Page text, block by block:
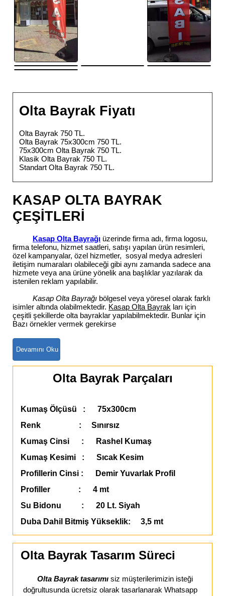
Olta Bayrak Fiyatı
Olta Bayrak 750 TL.
Olta Bayrak 75x300cm 750 TL.
75x300cm Olta Bayrak 750 TL.
Klasik Olta Bayrak 750 TL.
Standart Olta Bayrak 750 TL.
KASAP OLTA BAYRAK
ÇEŞİTLERİ
Kasap Olta Bayrağı üzerinde firma adı, firma logosu,
firma telefonu, hizmet saatleri, satışı yapılan ürün resimleri,
özel kampanyalar, özel hizmetler, sosyal medya adresleri
iletişim numaraları olabileceği gibi aynı zamanda sadece ana
hizmete veya ana ürüne yönelik ana başlıklar yazılarak da
istenilen reklam yapılabilir.
Kasap Olta Bayrağı bölgesel veya yöresel olarak farklı
isimler altında olabilmektedir. Kasap Olta Bayrak ları için
çeşitli şekillerde olta bayraklar yapılabilmektedir. Bunlar için
Bazı örnekler vermek gerekirse
Olta Bayrak Parçaları
Kumaş Ölçüsü : 75x300cm
Renk : Sınırsız
Kumaş Cinsi : Rashel Kumaş
Kumaş Kesimi : Sıcak Kesim
Profillerin Cinsi : Demir Yuvarlak Profil
Profiller : 4 mt
Su Bidonu : 20 Lt. Siyah
Duba Dahil Bitmiş Yükseklik: 3,5 mt
Olta Bayrak Tasarım Süreci
Olta Bayrak tasarımı siz müşterilerimizin isteği
doğrultusunda ücretsiz olarak tasarlanarak Whatsapp